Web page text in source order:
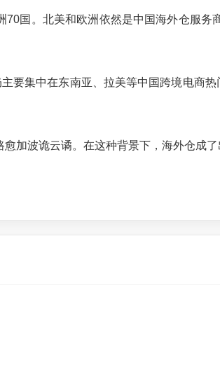
国。北美和欧洲依然是中国海外仓服
要集中在东南亚、拉美等中国跨境电商
加波诡云谲。在这种背景下，海外仓成